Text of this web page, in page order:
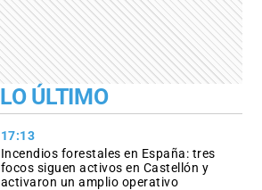
LO ÚLTIMO
17:13
Incendios forestales en España: tres
focos siguen activos en Castellón y
activaron un amplio operativo